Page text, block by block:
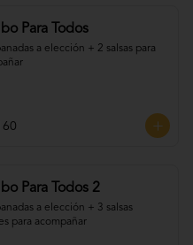
Para Todos
a elección + 2 salsas para
Para Todos 2
a elección + 3 salsas
para acompañar